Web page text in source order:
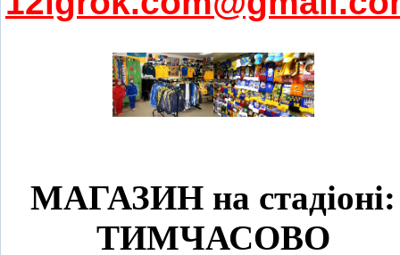
МАГАЗИН на стадіоні:
ТИМЧАСОВО